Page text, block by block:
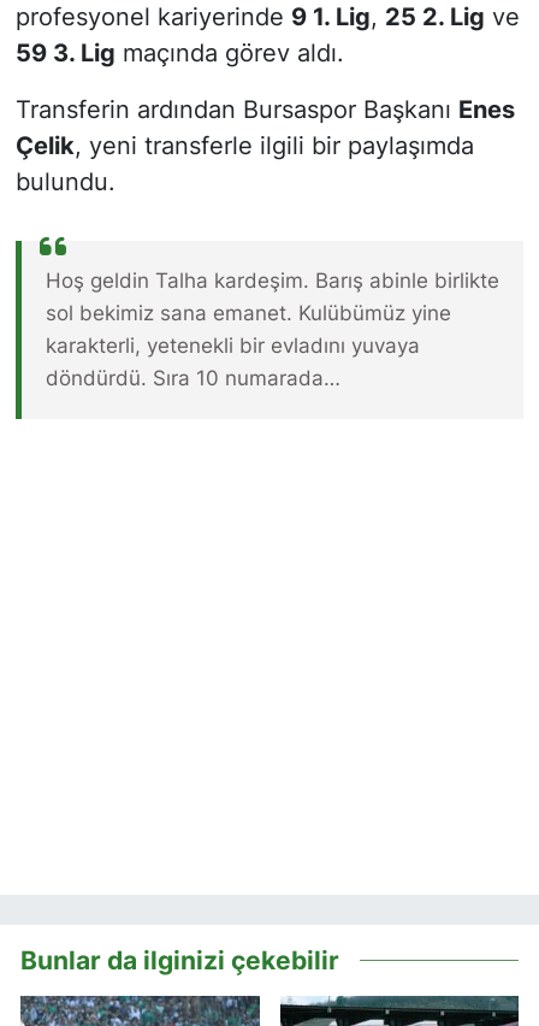
profesyonel kariyerinde 9 1. Lig, 25 2. Lig ve
59 3. Lig maçında görev aldı.
Transferin ardından Bursaspor Başkanı Enes
Çelik, yeni transferle ilgili bir paylaşımda
bulundu.
Hoş geldin Talha kardeşim. Barış abinle birlikte
sol bekimiz sana emanet. Kulübümüz yine
karakterli, yetenekli bir evladını yuvaya
döndürdü. Sıra 10 numarada…
Bunlar da ilginizi çekebilir